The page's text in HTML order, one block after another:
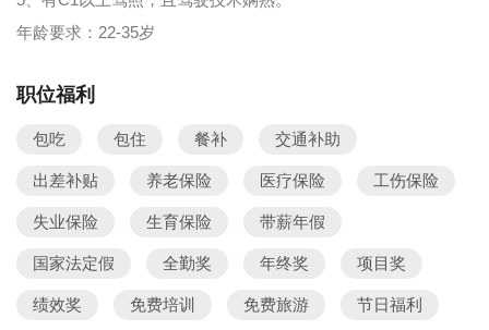
年龄要求：22-35岁
职位福利
包吃 包住 餐补 交通补助
出差补贴 养老保险 医疗保险 工伤保险
失业保险 生育保险 带薪年假
国家法定假 全勤奖 年终奖 项目奖
绩效奖 免费培训 免费旅游 节日福利